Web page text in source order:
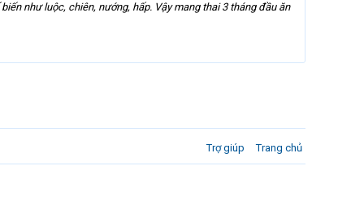
như luộc, chiên, nướng, hấp. Vậy mang thai 3 tháng đầu ăn
Trợ giúp Trang chủ